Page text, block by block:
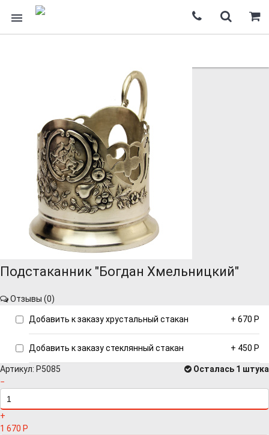
Подстаканник "Богдан Хмельницкий"
Отзывы (0)
Добавить к заказу хрустальный стакан + 670 Р
Добавить к заказу стеклянный стакан + 450 Р
Артикул: P5085
Осталась 1 штука
−
+
1 670 Р